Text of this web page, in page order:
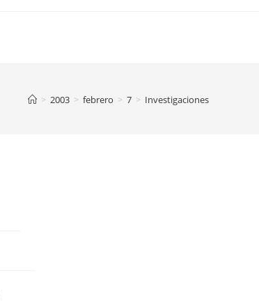
> 2003 > febrero > 7 > Investigaciones